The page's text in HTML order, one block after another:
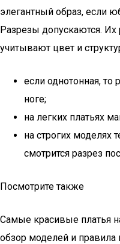
элегантный образ, если
Разрезы допускаются. Их
учитывают цвет и
если однотонная, то
ноге;
на легких платьях
на строгих моделях
смотрится разрез
Посмотрите также
Самые красивые платья
обзор моделей и